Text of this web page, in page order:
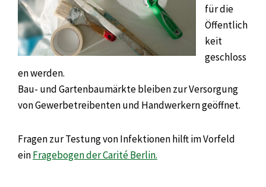
für die
Öffentlich
keit
geschloss
en werden.
Bau- und Gartenbaumärkte bleiben zur Versorgung
von Gewerbetreibenten und Handwerkern geöffnet.
Fragen zur Testung von Infektionen hilft im Vorfeld
einFragebogen der Carité Berlin.